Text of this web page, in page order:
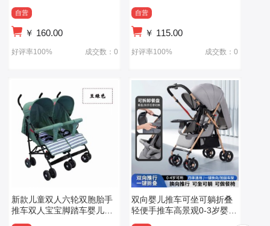
自营
￥ 160.00
好评率100% 成交数：0
自营
￥ 115.00
好评率100% 成交数：0
新款儿童双人六轮双胞胎手
推车双人宝宝脚踏车婴儿轻
便童车
双向婴儿推车可坐可躺折叠
轻便手推车高景观0-3岁婴儿
车